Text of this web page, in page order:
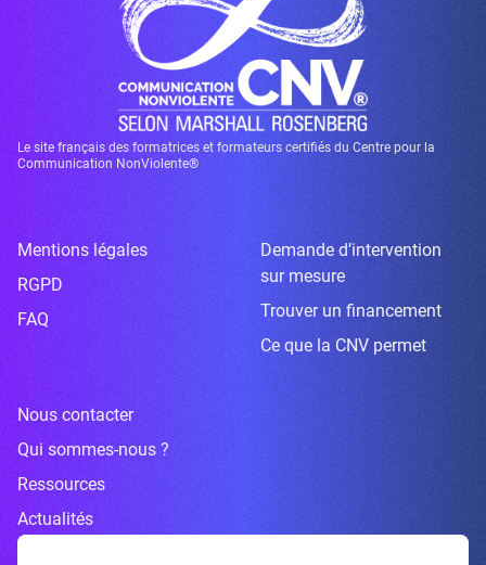
Le site français des formatrices et formateurs certifiés du Centre pour la
Communication NonViolente®
Mentions légales
RGPD
FAQ
Demande d’intervention
sur mesure
Trouver un financement
Ce que la CNV permet
Nous contacter
Qui sommes-nous ?
Ressources
Actualités